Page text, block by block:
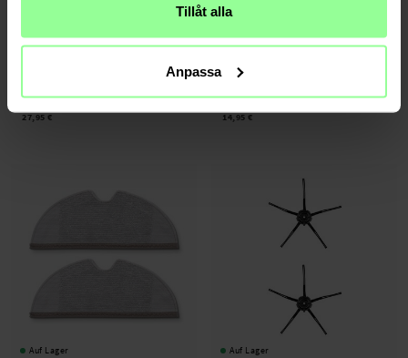
Tillåt alla
Anpassa
Auf Lager
6er-Pack Staubsaugerbeutel - passend
27,95 €
Auf Lager
2 Stück Hauptbürsten - passend für
14,95 €
Auf Lager Auf Lager